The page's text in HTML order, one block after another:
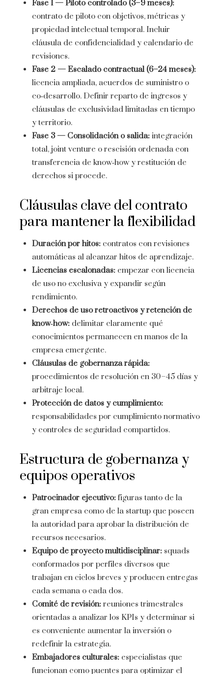
Fase 1 — Piloto controlado (3–9 meses):
contrato de piloto con objetivos, métricas y
propiedad intelectual temporal. Incluir
cláusula de confidencialidad y calendario de
revisiones.
Fase 2 — Escalado contractual (6–24 meses):
licencia ampliada, acuerdos de suministro o
co‑desarrollo. Definir reparto de ingresos y
cláusulas de exclusividad limitadas en tiempo
y territorio.
Fase 3 — Consolidación o salida: integración
total, joint venture o rescisión ordenada con
transferencia de know‑how y restitución de
derechos si procede.
Cláusulas clave del contrato
para mantener la flexibilidad
Duración por hitos: contratos con revisiones
automáticas al alcanzar hitos de aprendizaje.
Licencias escalonadas: empezar con licencia
de uso no exclusiva y expandir según
rendimiento.
Derechos de uso retroactivos y retención de
know‑how: delimitar claramente qué
conocimientos permanecen en manos de la
empresa emergente.
Cláusulas de gobernanza rápida:
procedimientos de resolución en 30–45 días y
arbitraje local.
Protección de datos y cumplimiento:
responsabilidades por cumplimiento normativo
y controles de seguridad compartidos.
Estructura de gobernanza y
equipos operativos
Patrocinador ejecutivo: figuras tanto de la
gran empresa como de la startup que poseen
la autoridad para aprobar la distribución de
recursos necesarios.
Equipo de proyecto multidisciplinar: squads
conformados por perfiles diversos que
trabajan en ciclos breves y producen entregas
cada semana o cada dos.
Comité de revisión: reuniones trimestrales
orientadas a analizar los KPIs y determinar si
es conveniente aumentar la inversión o
redefinir la estrategia.
Embajadores culturales: especialistas que
funcionan como puentes para optimizar el